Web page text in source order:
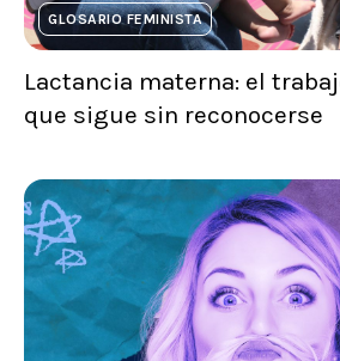
GLOSARIO FEMINISTA
Lactancia materna: el
que sigue sin reconocerse